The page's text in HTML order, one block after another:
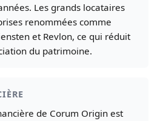
Les grands locataires
renommées comme
et Revlon, ce qui réduit
du patrimoine.
de Corum Origin est